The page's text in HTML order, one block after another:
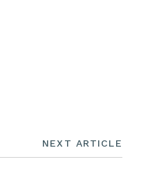
NEXT ARTICLE